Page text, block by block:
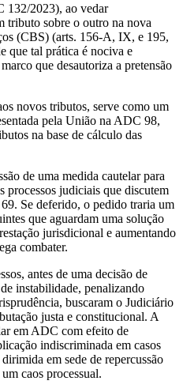
132/2023), ao vedar
tributo sobre o outro na nova
(CBS) (arts. 156-A, IX, e 195,
que tal prática é nociva e
que desautoriza a pretensão
novos tributos, serve como um
pela União na ADC 98,
na base de cálculo das
de uma medida cautelar para
processos judiciais que discutem
Se deferido, o pedido traria um
que aguardam uma solução
jurisdicional e aumentando
combater.
antes de uma decisão de
instabilidade, penalizando
buscaram o Judiciário
justa e constitucional. A
em ADC com efeito de
indiscriminada em casos
em sede de repercussão
caos processual.